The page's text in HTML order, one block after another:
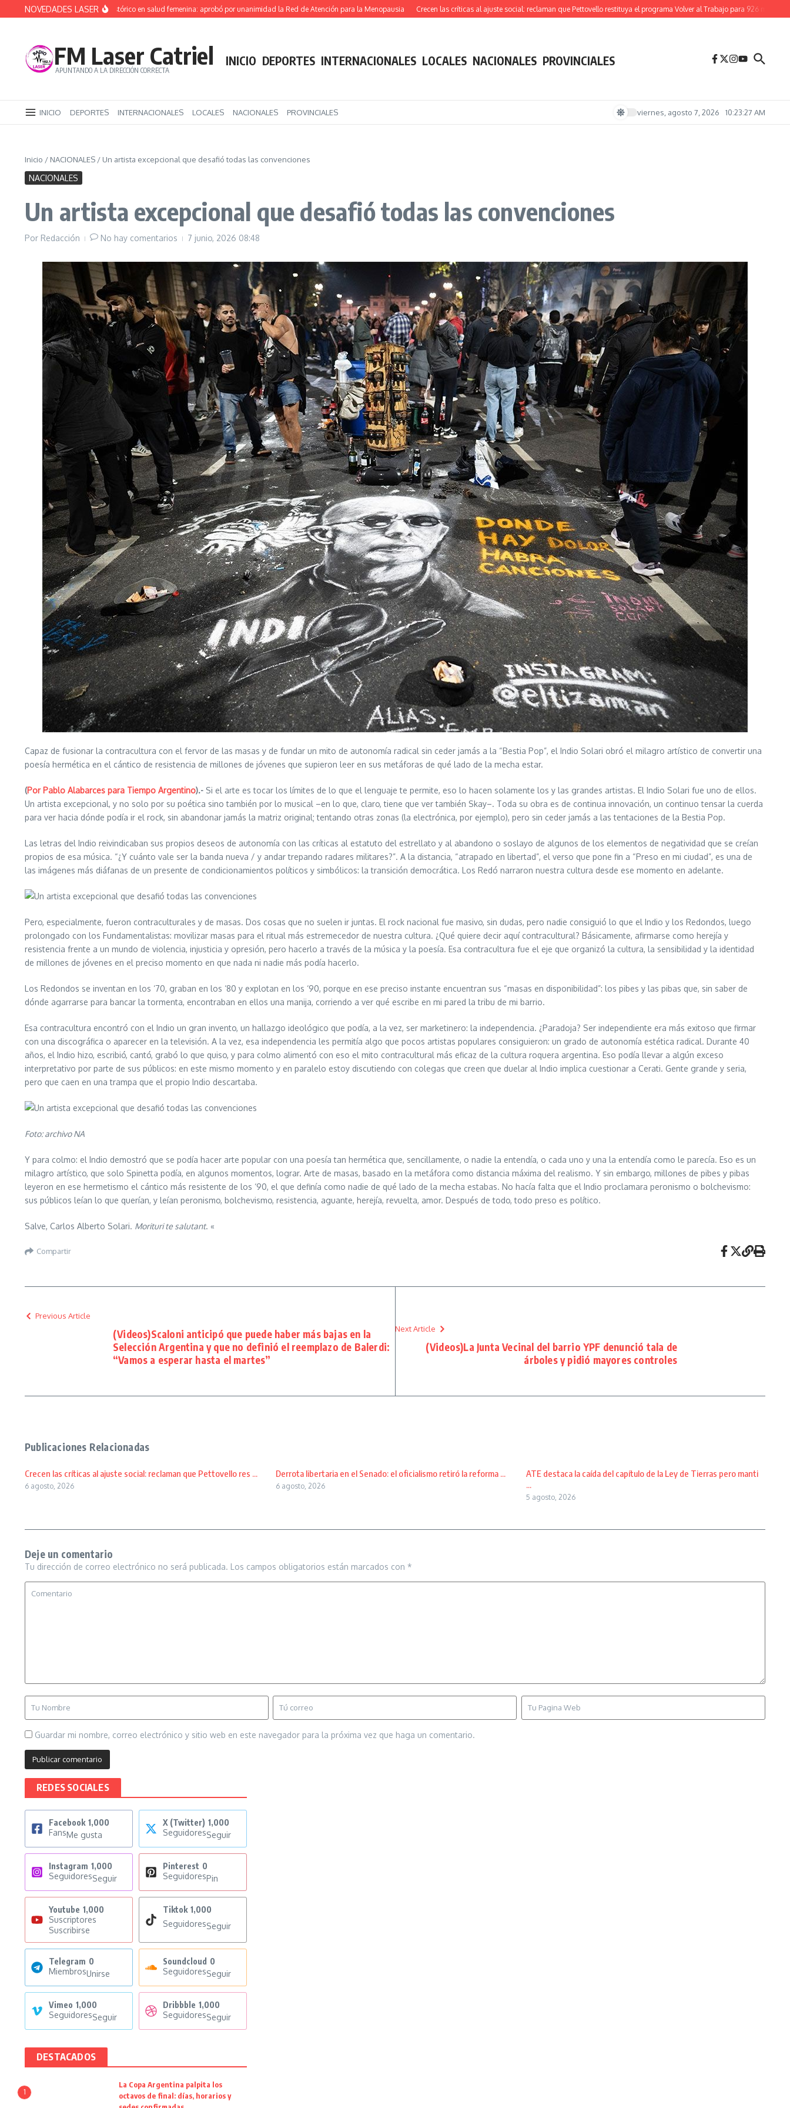
Saltar al contenido
NOVEDADES LASER
Río Negro da un paso histórico en salud femenina: aprobó por unanimidad la Red de Atención para la Menopausia Crecen las críticas al ajuste social: reclaman que Pettovello restituya el programa Volver al Trabajo para 926 mil familias
FM Laser Catriel
APUNTANDO A LA DIRECCIÓN CORRECTA
INICIO DEPORTES INTERNACIONALES LOCALES NACIONALES PROVINCIALES
INICIO DEPORTES INTERNACIONALES LOCALES NACIONALES PROVINCIALES viernes, agosto 7, 2026 10:23:28 AM
Inicio / NACIONALES / Un artista excepcional que desafió todas las convenciones
NACIONALES
Un artista excepcional que desafió todas las convenciones
Por Redacción No hay comentarios 7 junio, 2026 08:48
Capaz de fusionar la contracultura con el fervor de las masas y de fundar un mito de autonomía radical sin ceder jamás a la “Bestia Pop”, el Indio Solari obró el milagro artístico de convertir una
poesía hermética en el cántico de resistencia de millones de jóvenes que supieron leer en sus metáforas de qué lado de la mecha estar.
(Por Pablo Alabarces para Tiempo Argentino).- Si el arte es tocar los límites de lo que el lenguaje te permite, eso lo hacen solamente los y las grandes artistas. El Indio Solari fue uno de ellos.
Un artista excepcional, y no solo por su poética sino también por lo musical –en lo que, claro, tiene que ver también Skay–. Toda su obra es de continua innovación, un continuo tensar la cuerda
para ver hacia dónde podía ir el rock, sin abandonar jamás la matriz original; tentando otras zonas (la electrónica, por ejemplo), pero sin ceder jamás a las tentaciones de la Bestia Pop.
Las letras del Indio reivindicaban sus propios deseos de autonomía con las críticas al estatuto del estrellato y al abandono o soslayo de algunos de los elementos de negatividad que se creían
propios de esa música. “¿Y cuánto vale ser la banda nueva / y andar trepando radares militares?”. A la distancia, “atrapado en libertad”, el verso que pone fin a “Preso en mi ciudad”, es una de
las imágenes más diáfanas de un presente de condicionamientos políticos y simbólicos: la transición democrática. Los Redó narraron nuestra cultura desde ese momento en adelante.
Pero, especialmente, fueron contraculturales y de masas. Dos cosas que no suelen ir juntas. El rock nacional fue masivo, sin dudas, pero nadie consiguió lo que el Indio y los Redondos, luego
prolongado con los Fundamentalistas: movilizar masas para el ritual más estremecedor de nuestra cultura. ¿Qué quiere decir aquí contracultural? Básicamente, afirmarse como herejía y
resistencia frente a un mundo de violencia, injusticia y opresión, pero hacerlo a través de la música y la poesía. Esa contracultura fue el eje que organizó la cultura, la sensibilidad y la identidad
de millones de jóvenes en el preciso momento en que nada ni nadie más podía hacerlo.
Los Redondos se inventan en los ‘70, graban en los ‘80 y explotan en los ‘90, porque en ese preciso instante encuentran sus “masas en disponibilidad”: los pibes y las pibas que, sin saber de
dónde agarrarse para bancar la tormenta, encontraban en ellos una manija, corriendo a ver qué escribe en mi pared la tribu de mi barrio.
Esa contracultura encontró con el Indio un gran invento, un hallazgo ideológico que podía, a la vez, ser marketinero: la independencia. ¿Paradoja? Ser independiente era más exitoso que firmar
con una discográfica o aparecer en la televisión. A la vez, esa independencia les permitía algo que pocos artistas populares consiguieron: un grado de autonomía estética radical. Durante 40
años, el Indio hizo, escribió, cantó, grabó lo que quiso, y para colmo alimentó con eso el mito contracultural más eficaz de la cultura roquera argentina. Eso podía llevar a algún exceso
interpretativo por parte de sus públicos: en este mismo momento y en paralelo estoy discutiendo con colegas que creen que duelar al Indio implica cuestionar a Cerati. Gente grande y seria,
pero que caen en una trampa que el propio Indio descartaba.
Foto: archivo NA
Y para colmo: el Indio demostró que se podía hacer arte popular con una poesía tan hermética que, sencillamente, o nadie la entendía, o cada uno y una la entendía como le parecía. Eso es un
milagro artístico, que solo Spinetta podía, en algunos momentos, lograr. Arte de masas, basado en la metáfora como distancia máxima del realismo. Y sin embargo, millones de pibes y pibas
leyeron en ese hermetismo el cántico más resistente de los ‘90, el que definía como nadie de qué lado de la mecha estabas. No hacía falta que el Indio proclamara peronismo o bolchevismo:
sus públicos leían lo que querían, y leían peronismo, bolchevismo, resistencia, aguante, herejía, revuelta, amor. Después de todo, todo preso es político.
Salve, Carlos Alberto Solari. Morituri te salutant. «
Compartir
Previous Article
(Videos)Scaloni anticipó que puede haber más bajas en la
Selección Argentina y que no definió el reemplazo de Balerdi:
“Vamos a esperar hasta el martes”
Next Article
(Videos)La Junta Vecinal del barrio YPF denunció tala de
árboles y pidió mayores controles
Publicaciones Relacionadas
Crecen las críticas al ajuste social: reclaman que Pettovello res ...
6 agosto, 2026
Derrota libertaria en el Senado: el oficialismo retiró la reforma ...
6 agosto, 2026
ATE destaca la caída del capítulo de la Ley de Tierras pero manti
...
5 agosto, 2026
Deje un comentario
Tu dirección de correo electrónico no será publicada. Los campos obligatorios están marcados con *
Guardar mi nombre, correo electrónico y sitio web en este navegador para la próxima vez que haga un comentario.
REDES SOCIALES
Facebook 1,000
FansMe gusta
X (Twitter) 1,000
SeguidoresSeguir
Instagram 1,000
SeguidoresSeguir
Pinterest 0
SeguidoresPin
Youtube 1,000
Suscriptores
Suscribirse
Tiktok 1,000
SeguidoresSeguir
Telegram 0
MiembrosUnirse
Soundcloud 0
SeguidoresSeguir
Vimeo 1,000
SeguidoresSeguir
Dribbble 1,000
SeguidoresSeguir
DESTACADOS
1
La Copa Argentina palpita los
octavos de final: días, horarios y